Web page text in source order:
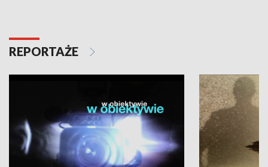
REPORTAŻE